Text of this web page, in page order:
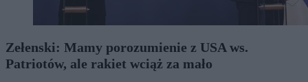
Zełenski: Mamy porozumienie z USA ws.
Patriotów, ale rakiet wciąż za mało